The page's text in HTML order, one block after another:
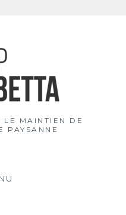
LE MAINTIEN DE
PAYSANNE